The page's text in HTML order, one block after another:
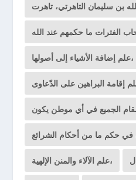
بن سليمان التاهرتي، تاهرت
علم إضافة الأشياء إلى أصولها،
علم الآلاء والمنن الإلهية،